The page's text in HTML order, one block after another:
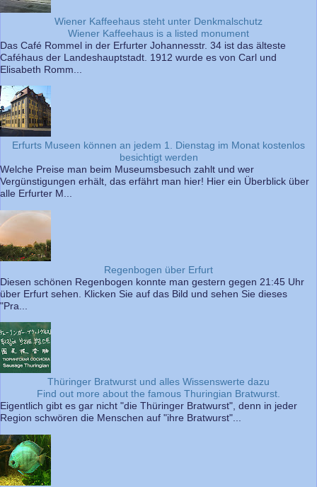
Wiener Kaffeehaus steht unter Denkmalschutz
Wiener Kaffeehaus is a listed monument
Das Café Rommel in der Erfurter Johannesstr. 34 ist das älteste
Caféhaus der Landeshauptstadt. 1912 wurde es von Carl und
Elisabeth Romm...
Erfurts Museen können an jedem 1. Dienstag im Monat kostenlos
besichtigt werden
Welche Preise man beim Museumsbesuch zahlt und wer
Vergünstigungen erhält, das erfährt man hier! Hier ein Überblick über
alle Erfurter M...
Regenbogen über Erfurt
Diesen schönen Regenbogen konnte man gestern gegen 21:45 Uhr
über Erfurt sehen. Klicken Sie auf das Bild und sehen Sie dieses
"Pra...
Thüringer Bratwurst und alles Wissenswerte dazu
Find out more about the famous Thuringian Bratwurst.
Eigentlich gibt es gar nicht "die Thüringer Bratwurst", denn in jeder
Region schwören die Menschen auf "ihre Bratwurst"...